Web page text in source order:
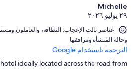
Michelle
٢٩ يوليو ٢٠٢٦
و⁦حالة المنشأة ومرافقها⁩
الترجمة باستخدام Google
ideally located across the road from